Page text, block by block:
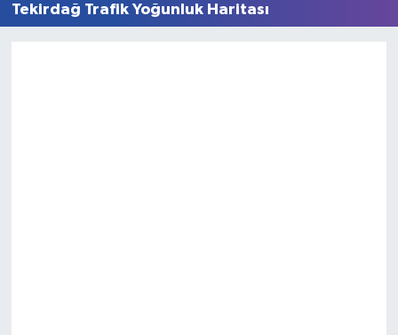
Tekirdağ Trafik Yoğunluk Haritası
Süper Lig Puan Durumu ve Fikstür